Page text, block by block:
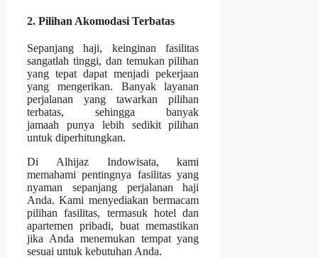
2. Pilihan Akomodasi Terbatas
Sepanjang haji, keinginan fasilitas
sangatlah tinggi, dan temukan pilihan
yang tepat dapat menjadi pekerjaan
yang mengerikan. Banyak layanan
perjalanan yang tawarkan pilihan
terbatas, sehingga banyak
jamaah punya lebih sedikit pilihan
untuk diperhitungkan.
Di Alhijaz Indowisata, kami
memahami pentingnya fasilitas yang
nyaman sepanjang perjalanan haji
Anda. Kami menyediakan bermacam
pilihan fasilitas, termasuk hotel dan
apartemen pribadi, buat memastikan
jika Anda menemukan tempat yang
sesuai untuk kebutuhan Anda.